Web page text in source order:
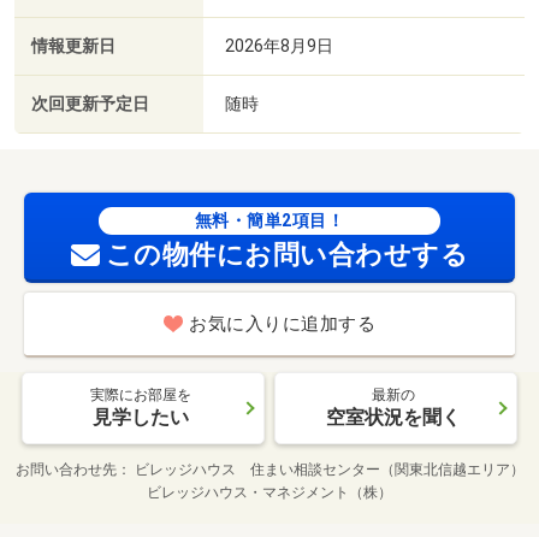
情報更新日 2026年8月9日
次回更新予定日 随時
無料・簡単2項目！
この物件にお問い合わせする
お気に入りに追加する
実際にお部屋を
見学したい
最新の
空室状況を聞く
お問い合わせ先
ビレッジハウス 住まい相談センター（関東北信越エリア）
ビレッジハウス・マネジメント（株）